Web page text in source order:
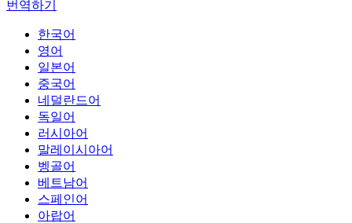
번역하기
한국어
영어
일본어
중국어
네덜란드어
독일어
러시아어
말레이시아어
벵골어
베트남어
스페인어
아랍어